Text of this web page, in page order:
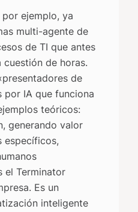
por ejemplo, ya
multi-agente de
de TI que antes
cuestión de horas.
de
por IA que funciona
teóricos:
generando valor
específicos,
el Terminator
Es un
inteligente